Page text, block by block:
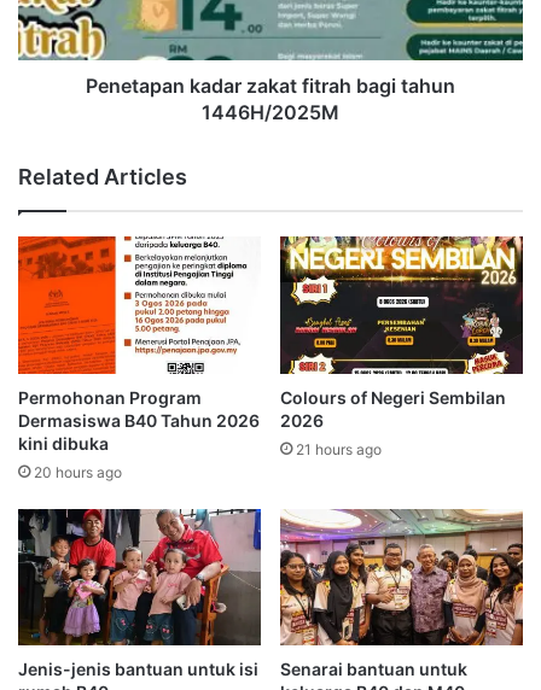
i
h
b
l
a
m
b
u
k
e
a
d
a
0
0
o
n
g
p
a
n
r
z
a
k
a
f
i
t
r
a
h
a
g
i
h
u
Penetapan kadar zakat fitrah bagi tahun
1446H/2025M
Related Articles
Permohonan Program
Dermasiswa B40 Tahun 2026
kini dibuka
20 hours ago
Colours of Negeri Sembilan
2026
21 hours ago
Jenis-jenis bantuan untuk isi
Senarai bantuan untuk